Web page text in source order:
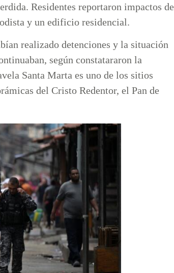
Residentes reportaron impactos de
y un edificio residencial.
realizado detenciones y la situación
según constatararon la
Santa Marta es uno de los sitios
del Cristo Redentor, el Pan de